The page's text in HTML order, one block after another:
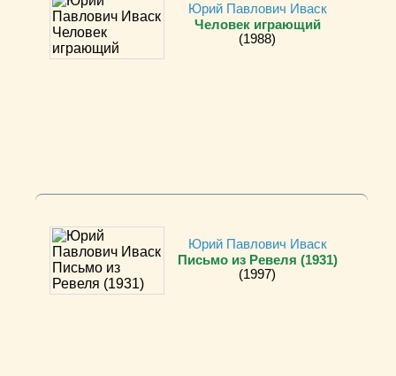
Юрий Павлович Иваск
Человек играющий
(1988)
Юрий Павлович Иваск
Письмо из Ревеля (1931)
(1997)